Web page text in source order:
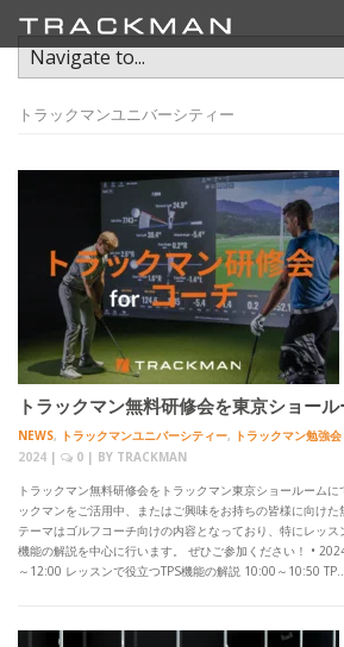
トラックマンユニバーシティー
トラックマン無料研修会を東京ショール
NEWS, トラックマンユニバーシティー, トラックマン勉強会
2024 | 0 | BY TRACKMAN
トラックマン無料研修会をトラックマン東京ショールーム
ックマンをご活用中、またはご興味をお持ちの皆様に向け
テーマはゴルフコーチ向けの内容となっており、特にレッ
機能の解説を中心に行います。 ぜひご参加ください！ •
～12:00 レッスンで役立つTPS機能の解説 10:00～10:50